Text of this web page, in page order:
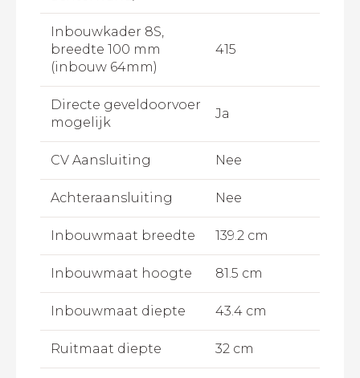
Inbouwkader 8S,
breedte 100 mm
(inbouw 64mm)
415
Directe geveldoorvoer
mogelijk
Ja
CV Aansluiting Nee
Achteraansluiting Nee
Inbouwmaat breedte 139.2 cm
Inbouwmaat hoogte 81.5 cm
Inbouwmaat diepte 43.4 cm
Ruitmaat diepte 32 cm